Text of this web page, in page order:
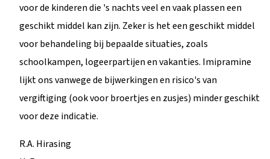
voor de kinderen die 's nachts veel en vaak plassen een
geschikt middel kan zijn. Zeker is het een geschikt middel
voor behandeling bij bepaalde situaties, zoals
schoolkampen, logeerpartijen en vakanties. Imipramine
lijkt ons vanwege de bijwerkingen en risico's van
vergiftiging (ook voor broertjes en zusjes) minder geschikt
voor deze indicatie.
R.A. Hirasing